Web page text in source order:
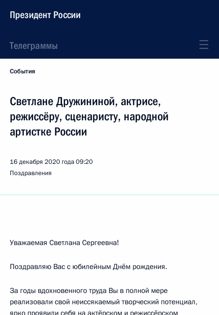
Президент России
Телеграммы
События
Светлане Дружининой, актрисе,
режиссёру, сценаристу, народной
артистке России
16 декабря 2020 года09:20
Поздравления
Уважаемая Светлана Сергеевна!
Поздравляю Вас с юбилейным Днём рождения.
За годы вдохновенного труда Вы в полной мере
реализовали свой неиссякаемый творческий потенциал,
ярко проявили себя на актёрском и режиссёрском